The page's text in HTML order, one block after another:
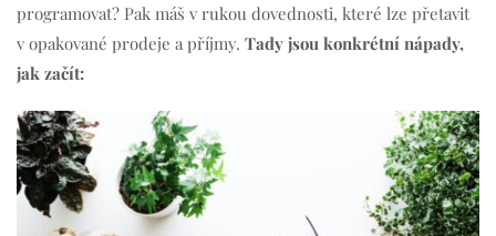
programovat? Pak máš v rukou dovednosti, které lze přetavit
v opakované prodeje a příjmy. Tady jsou konkrétní nápady,
jak začít: